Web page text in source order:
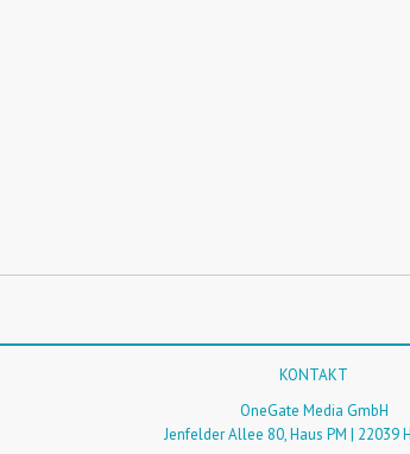
KONTAKT
OneGate Media GmbH
Jenfelder Allee 80, Haus PM | 22039